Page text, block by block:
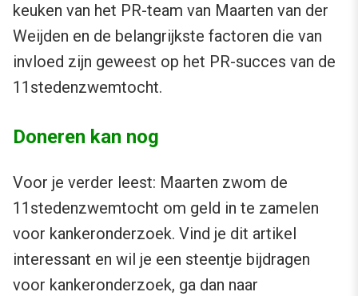
keuken van het PR-team van Maarten van der
Weijden en de belangrijkste factoren die van
invloed zijn geweest op het PR-succes van de
11stedenzwemtocht.
Doneren kan nog
Voor je verder leest: Maarten zwom de
11stedenzwemtocht om geld in te zamelen
voor kankeronderzoek. Vind je dit artikel
interessant en wil je een steentje bijdragen
voor kankeronderzoek, ga dan naar